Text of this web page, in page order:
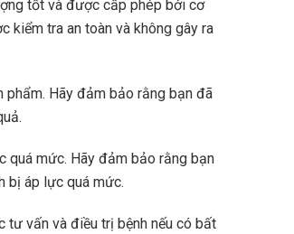
tốt và được cấp phép bởi cơ
kiểm tra an toàn và không gây ra
Hãy đảm bảo rằng bạn đã
quá mức. Hãy đảm bảo rằng bạn
bị áp lực quá mức.
tư vấn và điều trị bệnh nếu có bất